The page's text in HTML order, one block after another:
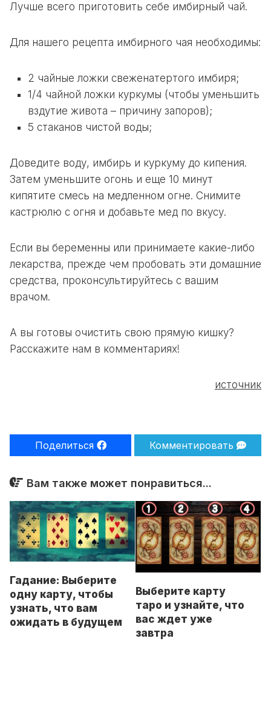
Лучше всего приготовить себе имбирный чай.
Для нашего рецепта имбирного чая необходимы:
2 чайные ложки свеженатертого имбиря;
1/4 чайной ложки куркумы (чтобы уменьшить
вздутие живота – причину запоров);
5 стаканов чистой воды;
Доведите воду, имбирь и куркуму до кипения.
Затем уменьшите огонь и еще 10 минут
кипятите смесь на медленном огне. Снимите
кастрюлю с огня и добавьте мед по вкусу.
Если вы беременны или принимаете какие-либо
лекарства, прежде чем пробовать эти домашние
средства, проконсультируйтесь с вашим
врачом.
А вы готовы очистить свою прямую кишку?
Расскажите нам в комментариях!
источник
Поделиться Комментировать
Вам также может понравиться...
Гадание: Выберите
одну карту, чтобы
узнать, что вам
ожидать в будущем
Выберите карту
таро и узнайте, что
вас ждет уже
завтра